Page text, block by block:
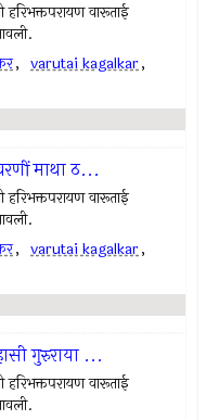
हरिभक्तपरायण वारूताई
, varutai kagalkar,
माथा ठ...
हरिभक्तपरायण वारूताई
, varutai kagalkar,
गुरुराया ...
हरिभक्तपरायण वारूताई